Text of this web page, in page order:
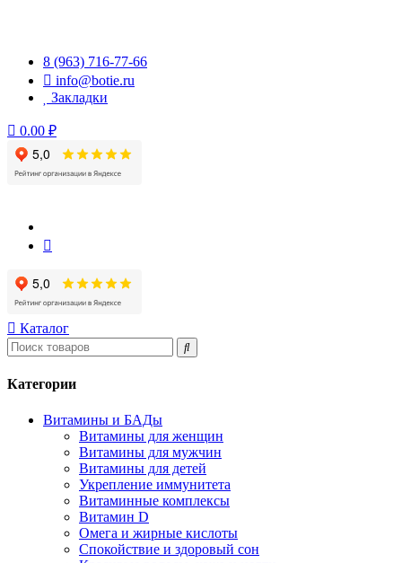
8 (963) 716-77-66
info@botie.ru
Закладки
0.00 ₽
Каталог
Категории
Витамины и БАДы
Витамины для женщин
Витамины для мужчин
Витамины для детей
Укрепление иммунитета
Витаминные комплексы
Витамин D
Омега и жирные кислоты
Спокойствие и здоровый сон